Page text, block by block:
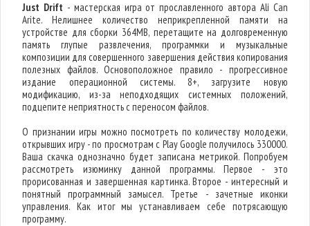
Just Drift - мастерская игра от прославленного автора Ali Can
Arite. Нелишнее количество неприкрепленной памяти на
устройстве для сборки 364MB, перетащите на долговременную
память глупые развлечения, программки и музыкальные
композиции для совершенного завершения действия копирования
полезных файлов. Основоположное правило - прогрессивное
издание операционной системы. 8+, загрузите новую
модификацию, из-за неподходящих системных положений,
подцепите неприятность с переносом файлов.
О признании игры можно посмотреть по количеству молодежи,
открывших игру - по просмотрам с Play Google получилось 330000.
Ваша скачка однозначно будет записана метрикой. Попробуем
рассмотреть изюминку данной программы. Первое - это
прорисованная и завершенная картинка. Второе - интересный и
понятный программный замысел. Третье - зачетные иконки
управления. Как итог мы устанавливаем себе потрясающую
программу.